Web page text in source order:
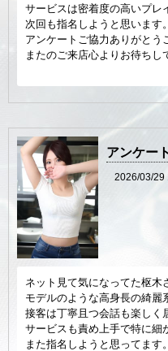
サービスは密着度の高いプレ
次回も指名しようと思います。
アンケートご協力ありがとう
またのご来店心よりお待ちし
アンケー
2026/03/29
ネット見て気になってた枢木
モデルのような高身長の綺麗
接客は丁寧且つ会話も楽しく
サービスも責め上手で特に細
また指名しようと思ってます。